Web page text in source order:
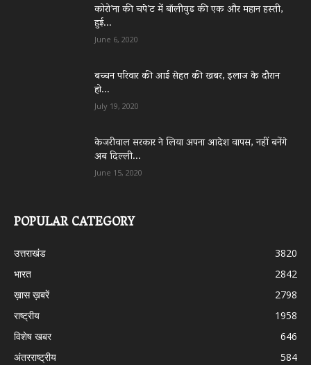
कोरो’ना की चपे’ट में बॉलीवुड की एक और महान हस्ती,
हुई...
June 6, 2020
बच्चन परिवार की आई सेहत की खबर, इलाज के दौरान
हो...
July 19, 2020
केजरीवाल सरकार ने लिया अपना आदेश वापस, नहीं बनेंगे
अब दिल्ली...
June 15, 2020
POPULAR CATEGORY
उत्तराखंड
3820
भारत
2842
ख़ास ख़बरें
2798
राष्ट्रीय
1958
विशेष खबर
646
अंतरराष्ट्रीय
584